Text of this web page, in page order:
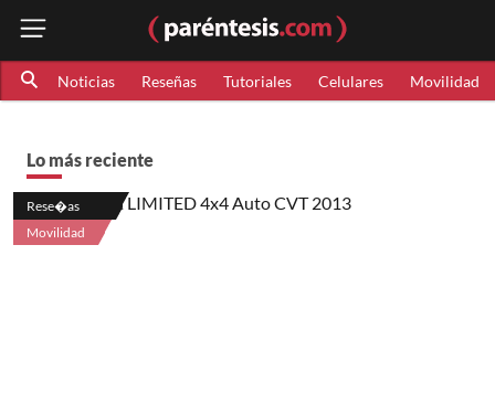
Noticias Reseñas Tutoriales Celulares Movilidad
Lo más reciente
Rese�as
Movilidad